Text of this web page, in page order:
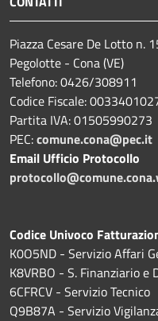
Piazza Cesare De Lotto n.
Pegolotte - Cona (VE)
Telefono: 0426/308911
Codice Fiscale:
Partita IVA: 01505990273
PEC:comune.cona@pec.it
Email Ufficio Protocollo
Codice Univoco
K0O5ND - Servizio Affari
K8VRBO - S. Finanziario e
6CFRCV - Servizio Tecnico
Q9B87A - Servizio